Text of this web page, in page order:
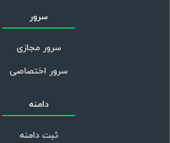
سرور
سرور مجازی
سرور اختصاصی
دامنه
ثبت دامنه